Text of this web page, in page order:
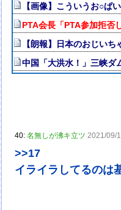
【画像】こういうお○ぱ
PTA会長「PTA参加拒否
【朗報】日本のおじい
中国「大洪水！」三峡ダ
40:名無しが沸キ立ツ 2021/09/
>>17
イライラしてるのは